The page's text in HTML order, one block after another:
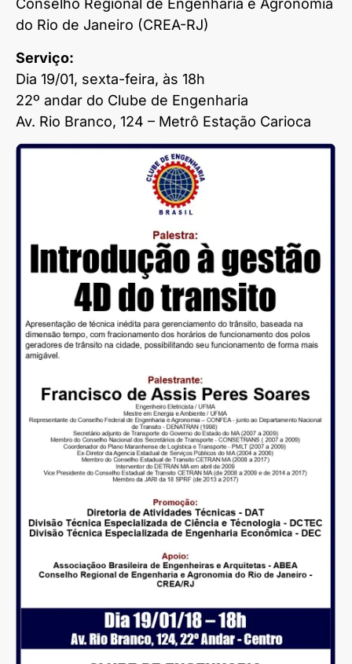
Conselho Regional de Engenharia e Agronomia
do Rio de Janeiro (CREA-RJ)
Serviço:
Dia 19/01, sexta-feira, às 18h
22º andar do Clube de Engenharia
Av. Rio Branco, 124 – Metrô Estação Carioca